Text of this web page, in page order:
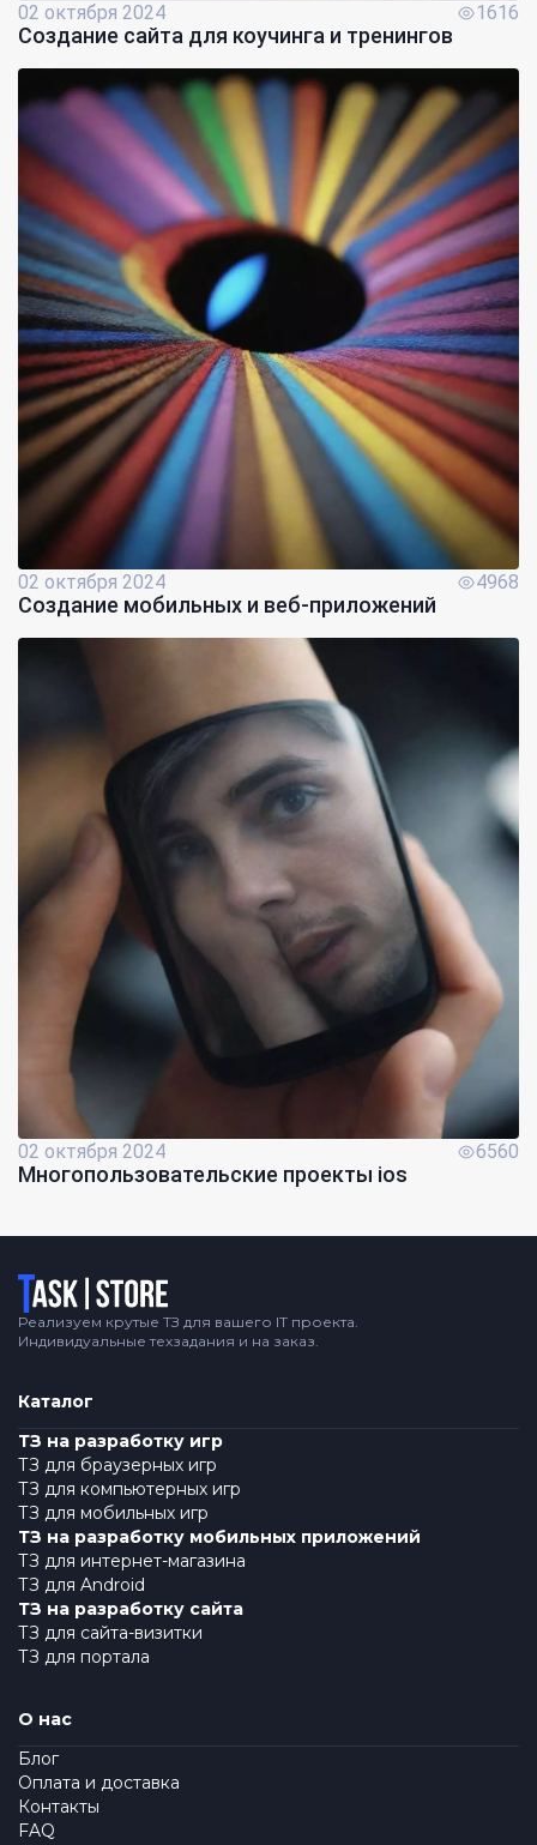
02 октября 2024 1616
Создание сайта для коучинга и тренингов
02 октября 2024 4968
Создание мобильных и веб-приложений
02 октября 2024 6560
Многопользовательские проекты ios
Логотип
Реализуем крутые ТЗ для вашего IT проекта.
Индивидуальные техзадания и на заказ.
Каталог
ТЗ на разработку игр
ТЗ для браузерных игр
ТЗ для компьютерных игр
ТЗ для мобильных игр
ТЗ на разработку мобильных приложений
ТЗ для интернет-магазина
ТЗ для Android
ТЗ на разработку сайта
ТЗ для сайта-визитки
ТЗ для портала
О нас
Блог
Оплата и доставка
Контакты
FAQ